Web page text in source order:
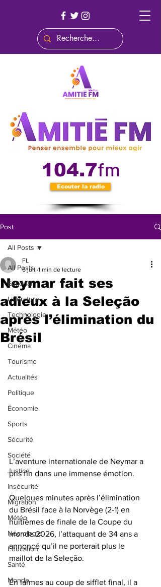
104.7fm
Ecouter la radio
Post
All Posts
Éditorial
Littérature
Technologie
Météo
Cinéma
Tourisme
Actualités
Politique
Économie
Sports
Sécurité
Société
Justice
Insécurité
Migration
Météo
Nécrologie
Éducation
Santé
Monde
All Posts
Neymar fait ses
adieux à la Seleção
après l’élimination du
Brésil
FL
6 juil. 1 min de lecture
L’aventure internationale de Neymar a
pris fin dans une immense émotion.
Quelques minutes après l’élimination
du Brésil face à la Norvège (2-1) en
huitièmes de finale de la Coupe du
monde 2026, l’attaquant de 34 ans a
annoncé qu’il ne porterait plus le
maillot de la Seleção.
En larmes au coup de sifflet final, il a